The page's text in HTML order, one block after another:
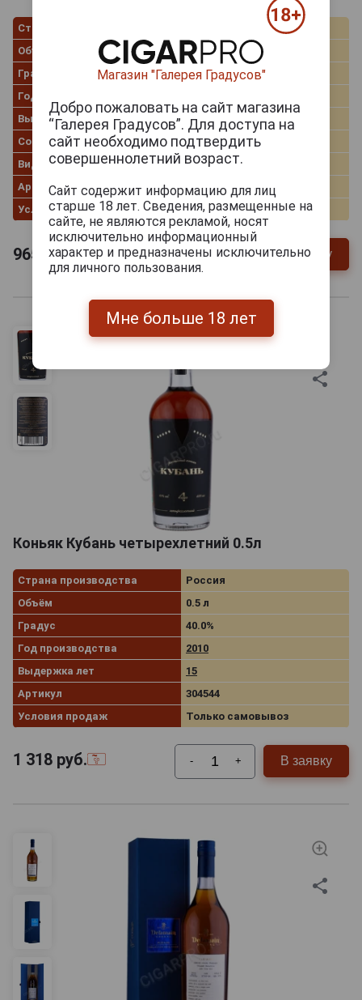
Страна производства
Объём
0.5 л
Градус
40.0%
Год производства
Выдержка лет
7
Сорт винограда
Ркацители, Кангун
Вид коробки
Картонная коробка
Артикул
20666
Условия продаж
Только самовывоз
965 руб. - + В заявку
Коньяк Кубань четырехлетний 0.5л
Страна производства
Россия
Объём
0.5 л
Градус
40.0%
Год производства
2010
Выдержка лет
15
Артикул
304544
Условия продаж
Только самовывоз
1 318 руб. - + В заявку
Магазин "Галерея Градусов"
Добро пожаловать на сайт магазина
“Галерея Градусов”. Для доступа на
сайт необходимо подтвердить
совершеннолетний возраст.
Сайт содержит информацию для лиц
старше 18 лет. Сведения, размещенные на
сайте, не являются рекламой, носят
исключительно информационный
характер и предназначены исключительно
для личного пользования.
Мне больше 18 лет